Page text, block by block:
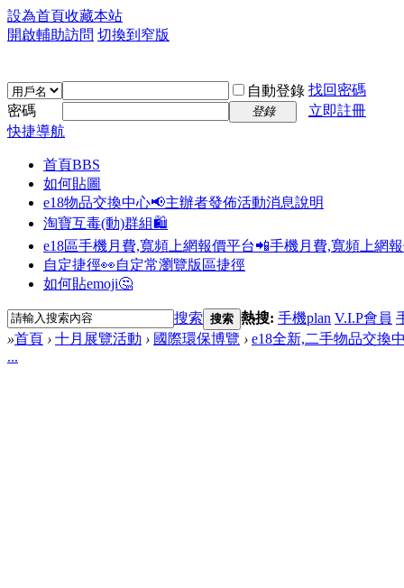
設為首頁收藏本站
開啟輔助訪問 切換到窄版
自動登錄 找回密碼
密碼
登錄
立即註冊
快捷導航
首頁BBS
如何貼圖
e18物品交換中心📢主辦者發佈活動消息說明
淘寶互毒(動)群組🛍️
e18區手機月費,寬頻上網報價平台📲手機月費,寬頻上網
自定捷徑👀自定常瀏覽版區捷徑
如何貼emoji🤔
搜索 搜索 熱搜: 手機plan V.I.P會員
»首頁 › 十月展覽活動 › 國際環保博覽 › e18全新,二手物品交換
...